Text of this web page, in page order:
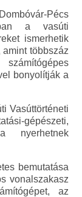
Pécs
a vasúti
ismerhetik
többszáz
bonyolítják a
Vasúttörténeti
gépészeti,
nyerhetnek
bemutatása
vonalszakasz
az